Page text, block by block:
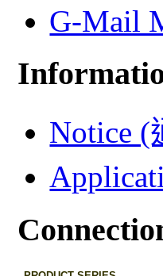
G-Mail
Notice (